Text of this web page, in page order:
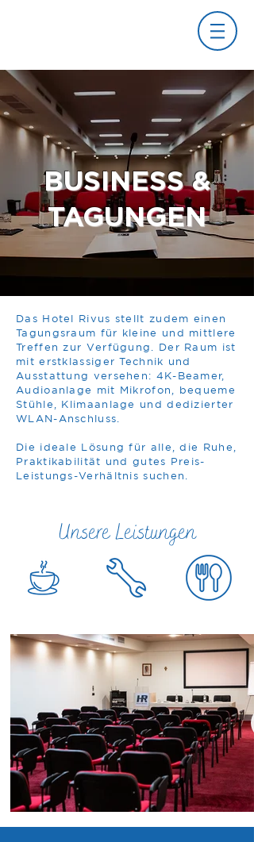
BUSINESS &
TAGUNGEN
Das Hotel Rivus stellt zudem einen
Tagungsraum für kleine und mittlere
Treffen zur Verfügung. Der Raum ist
mit erstklassiger Technik und
Ausstattung versehen: 4K-Beamer,
Audioanlage mit Mikrofon, bequeme
Stühle, Klimaanlage und dedizierter
WLAN-Anschluss.
Die ideale Lösung für alle, die Ruhe,
Praktikabilität und gutes Preis-
Leistungs-Verhältnis suchen.
Unsere Leistungen